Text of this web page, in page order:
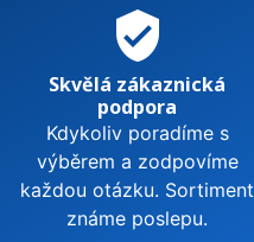
verified_user
Skvělá zákaznická
podpora
Kdykoliv poradíme s
výběrem a zodpovíme
každou otázku. Sortiment
známe poslepu.